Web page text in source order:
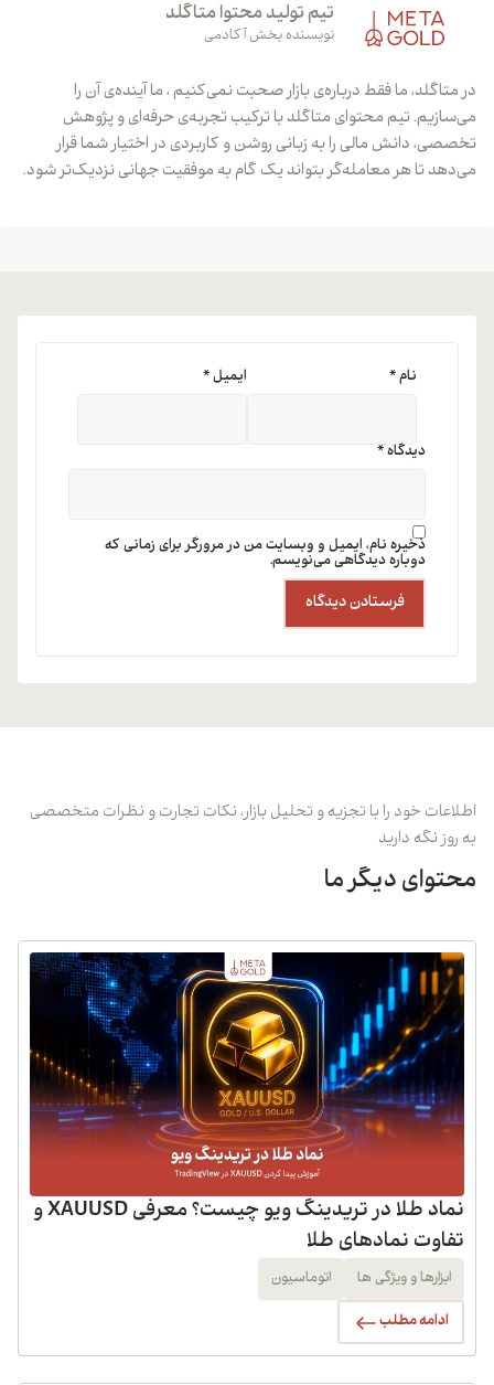
تیم تولید محتوا متاگلد
نویسنده بخش آکادمی
در متاگلد، ما فقط درباره‌ی بازار صحبت نمی‌کنیم ، ما آینده‌ی آن را
می‌سازیم. تیم محتوای متاگلد با ترکیب تجربه‌ی حرفه‌ای و پژوهش
تخصصی، دانش مالی را به زبانی روشن و کاربردی در اختیار شما قرار
می‌دهد تا هر معامله‌گر بتواند یک گام به موفقیت جهانی نزدیک‌تر شود.
دیدگاه*
نام* ایمیل*
ذخیره نام، ایمیل و وبسایت من در مرورگر برای زمانی که
دوباره دیدگاهی می‌نویسم.
اطلاعات خود را با تجزیه و تحلیل بازار، نکات تجارت و نظرات متخصصی
به روز نگه دارید
محتوای دیگر ما
نماد طلا در تریدینگ ویو چیست؟ معرفی XAUUSD و
تفاوت نمادهای طلا
ابزارها و ویژگی ها اتوماسیون
ادامه مطلب